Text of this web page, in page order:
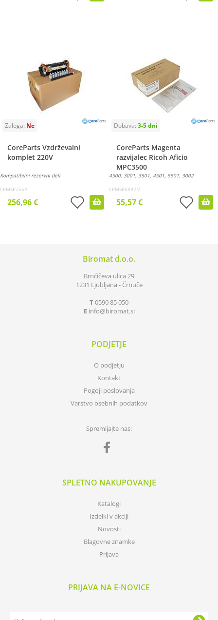
CoreParts Vzdrževalni
komplet 220V
Kompatibilni rezervni deli
CPMSP2554
256,96 €
CoreParts Magenta
razvijalec Ricoh Aficio
MPC3500
4500, 3001, 3501, 4501, 5501, 3002
CPMSP8892M
55,57 €
Biromat d.o.o.
Brnčičeva ulica 29
1231 Ljubljana - Črnuče
T0590 85 050
E info biromat.si
PODJETJE
O podjetju
Kontakt
Pogoji poslovanja
Varstvo osebnih podatkov
Spremljajte nas:
SPLETNO NAKUPOVANJE
Katalogi
Izdelki v akciji
Novosti
Blagovne znamke
Prijava
PRIJAVA NA E-NOVICE